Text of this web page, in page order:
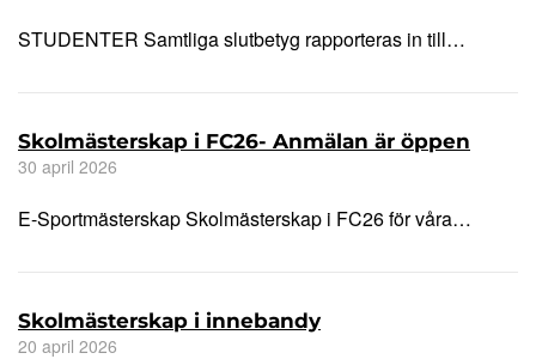
STUDENTER Samtliga slutbetyg rapporteras in till…
Skolmästerskap i FC26- Anmälan är öppen
30 april 2026
E-Sportmästerskap Skolmästerskap i FC26 för våra…
Skolmästerskap i innebandy
20 april 2026